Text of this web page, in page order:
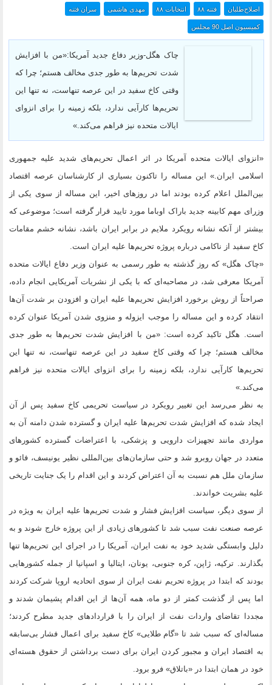
اصلاح‌طلبان فتنه ۸۸ انتخابات ۸۸ مهدی هاشمی
سران فتنه
کمیسیون اصل 90 مجلس
چاک هگل-وزیر دفاع جدید آمریکا:«من با افزایش
شدت تحریم‌ها به طور جدی مخالف هستم؛ چرا که
وقتی کاخ سفید در این عرصه تنهاست، نه تنها این
تحریم‌ها کارآیی ندارد، بلکه زمینه را برای انزوای
ایالات متحده نیز فراهم می‌کند.»
«انزوای ایالات متحده آمریکا در اثر اعمال تحریم‌های شدید علیه جمهوری
اسلامی ایران.» این مساله را تاکنون بسیاری از کار‌شناسان عرصه اقتصاد
بین‌الملل اعلام کرده بودند اما در روزهای اخیر، این مساله از سوی یکی از
وزرای مهم کابینه جدید باراک اوباما مورد تایید قرار گرفته است؛ موضوعی که
بیشتر از آنکه نشانه رویکرد ملایم در برابر ایران باشد، نشانه خشم مقامات
کاخ سفید از ناکامی درباره پروژه تحریم‌ها علیه ایران است.
«چاک هگل» که روز گذشته به طور رسمی به عنوان وزیر دفاع ایالات متحده
آمریکا معرفی شد، در مصاحبه‌ای که با یکی از نشریات آمریکایی انجام داده،
صراحتاً از روش برخورد افزایش تحریم‌ها علیه ایران و افزودن بر شدت آن‌ها
انتقاد کرده و این مساله را موجب ایزوله و منزوی شدن آمریکا عنوان کرده
است. هگل تاکید کرده است: «من با افزایش شدت تحریم‌ها به طور جدی
مخالف هستم؛ چرا که وقتی کاخ سفید در این عرصه تنهاست، نه تنها این
تحریم‌ها کارآیی ندارد، بلکه زمینه را برای انزوای ایالات متحده نیز فراهم
می‌کند.»
به نظر می‌رسد این تغییر رویکرد در سیاست تحریمی کاخ سفید پس از آن
ایجاد شده که افزایش شدت تحریم‌ها علیه ایران و گسترده شدن دامنه آن به
مواردی مانند تجهیزات دارویی و پزشکی، با اعتراضات گسترده کشورهای
متعدد در جهان روبرو شد و حتی سازمان‌های بین‌المللی نظیر یونیسف، فائو و
سازمان ملل هم نسبت به آن اعتراض کردند و این اقدام را یک جنایت تاریخی
علیه بشریت خواندند.
از سوی دیگر، سیاست افزایش فشار و شدت تحریم‌ها علیه ایران به ویژه در
عرصه صنعت نفت سبب شد تا کشورهای زیادی از این پروژه خارج شوند و به
دلیل وابستگی شدید خود به نفت ایران، آمریکا را در اجرای این تحریم‌ها تنها
بگذارند. ترکیه، ژاپن، کره جنوبی، یونان، ایتالیا و اسپانیا از جمله کشورهایی
بودند که ابتدا در پروژه تحریم نفت ایران از سوی اتحادیه اروپا شرکت کردند
اما پس از گذشت کمتر از دو ماه، همه آن‌ها از این اقدام پشیمان شدند و
مجددا تقاضای واردات نفت از ایران را با قراردادهای جدید مطرح کردند؛
مساله‌ای که سبب شد تا «گام طلایی» کاخ سفید برای اعمال فشار بی‌سابقه
به اقتصاد ایران و مجبور کردن ایران برای دست برداشتن از حقوق هسته‌ای
خود در‌‌ همان ابتدا در «باتلاق» فرو برود.